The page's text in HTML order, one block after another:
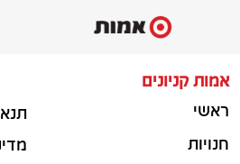
אמות קניונים
ראשי
חנויות